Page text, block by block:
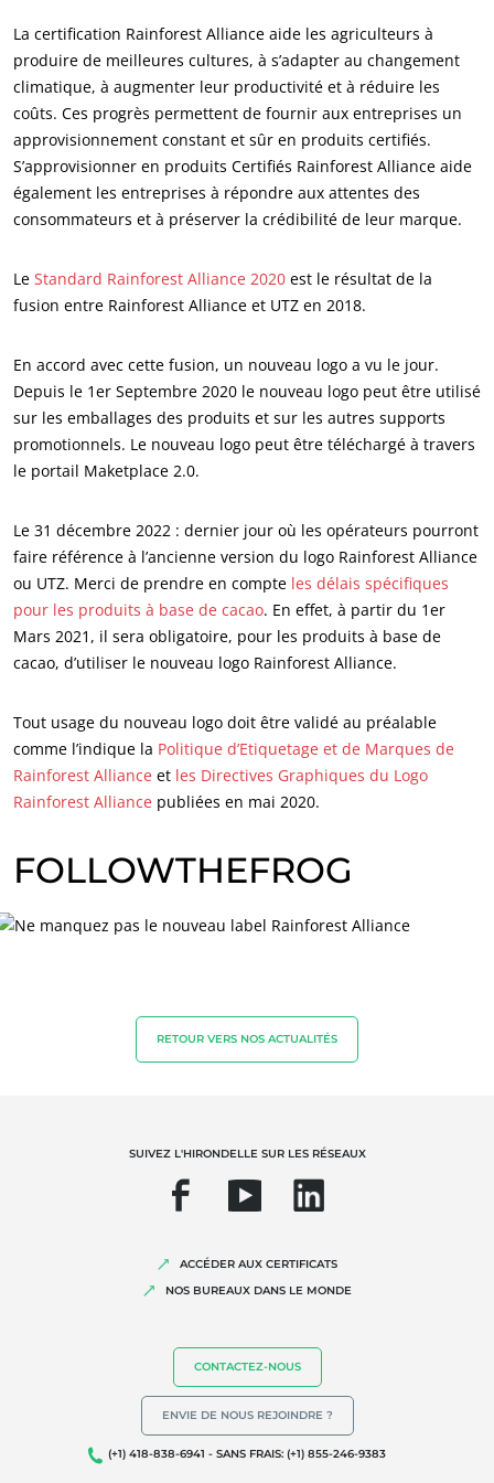
Qui sommes nous ?
Actualités
Carrières
NOS ENGAGEMENTS RSE
Agir via nos prestations
Progresser avec nos équipes
S’investir pour notre environnement
Innover avec notre écosystème
NOS SECTEURS D'ACTIVITÉ
Cosmétique
Bois et forêt
Agriculture durable
Qualité et securité alimentaire
La certification Rainforest Alliance aide les agriculteurs à
produire de meilleures cultures, à s’adapter au changement
climatique, à augmenter leur productivité et à réduire les
coûts. Ces progrès permettent de fournir aux entreprises un
approvisionnement constant et sûr en produits certifiés.
S’approvisionner en produits Certifiés Rainforest Alliance aide
également les entreprises à répondre aux attentes des
consommateurs et à préserver la crédibilité de leur marque.
Le Standard Rainforest Alliance 2020 est le résultat de la
fusion entre Rainforest Alliance et UTZ en 2018.
En accord avec cette fusion, un nouveau logo a vu le jour.
Depuis le 1er Septembre 2020 le nouveau logo peut être utilisé
sur les emballages des produits et sur les autres supports
promotionnels. Le nouveau logo peut être téléchargé à travers
le portail Maketplace 2.0.
Le 31 décembre 2022 : dernier jour où les opérateurs pourront
faire référence à l’ancienne version du logo Rainforest Alliance
ou UTZ. Merci de prendre en compte les délais spécifiques
pour les produits à base de cacao. En effet, à partir du 1er
Mars 2021, il sera obligatoire, pour les produits à base de
cacao, d’utiliser le nouveau logo Rainforest Alliance.
Tout usage du nouveau logo doit être validé au préalable
comme l’indique la Politique d’Etiquetage et de Marques de
Rainforest Alliance et les Directives Graphiques du Logo
Rainforest Alliance publiées en mai 2020.
FOLLOWTHEFROG
RETOUR VERS NOS ACTUALITÉS
SUIVEZ L'HIRONDELLE SUR LES RÉSEAUX
ACCÉDER AUX CERTIFICATS
NOS BUREAUX DANS LE MONDE
CONTACTEZ-NOUS
ENVIE DE NOUS REJOINDRE ?
(+1) 418-838-6941 - SANS FRAIS: (+1) 855-246-9383